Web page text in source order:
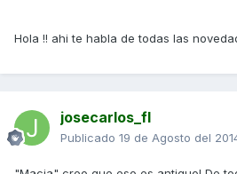
Hola !! ahi te habla de todas las
josecarlos_fl
Publicado 19 de Agosto del